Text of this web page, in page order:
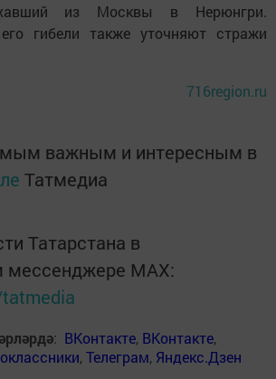
из Москвы в Нерюнгри.
его гибели также уточняют стражи
716region.ru
важным и интересным в
Татмедиа
Татарстана в
мессенджере MАХ:
: ВКонтакте, ВКонтакте,
,Телеграм, Яндекс.Дзен